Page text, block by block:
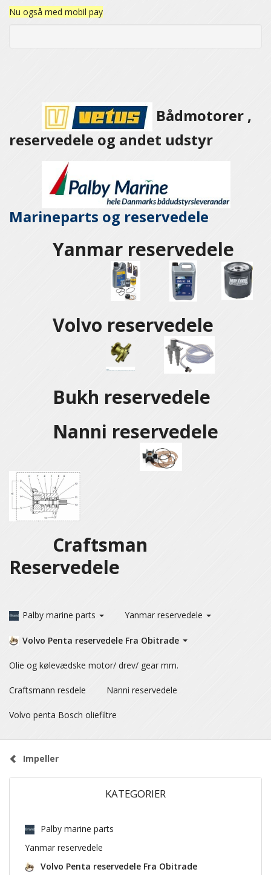
Nu også med mobil pay
Bådmotorer ,
reservedele og andet udstyr
Marineparts og reservedele
Yanmar reservedele
Volvo reservedele
Bukh reservedele
Nanni reservedele
Craftsman
Reservedele
Palby marine parts Yanmar reservedele
Volvo Penta reservedele Fra Obitrade
Olie og kølevædske motor/ drev/ gear mm.
Craftsmann resdele Nanni reservedele
Volvo penta Bosch oliefiltre
Impeller
KATEGORIER
Palby marine parts
Yanmar reservedele
Volvo Penta reservedele Fra Obitrade